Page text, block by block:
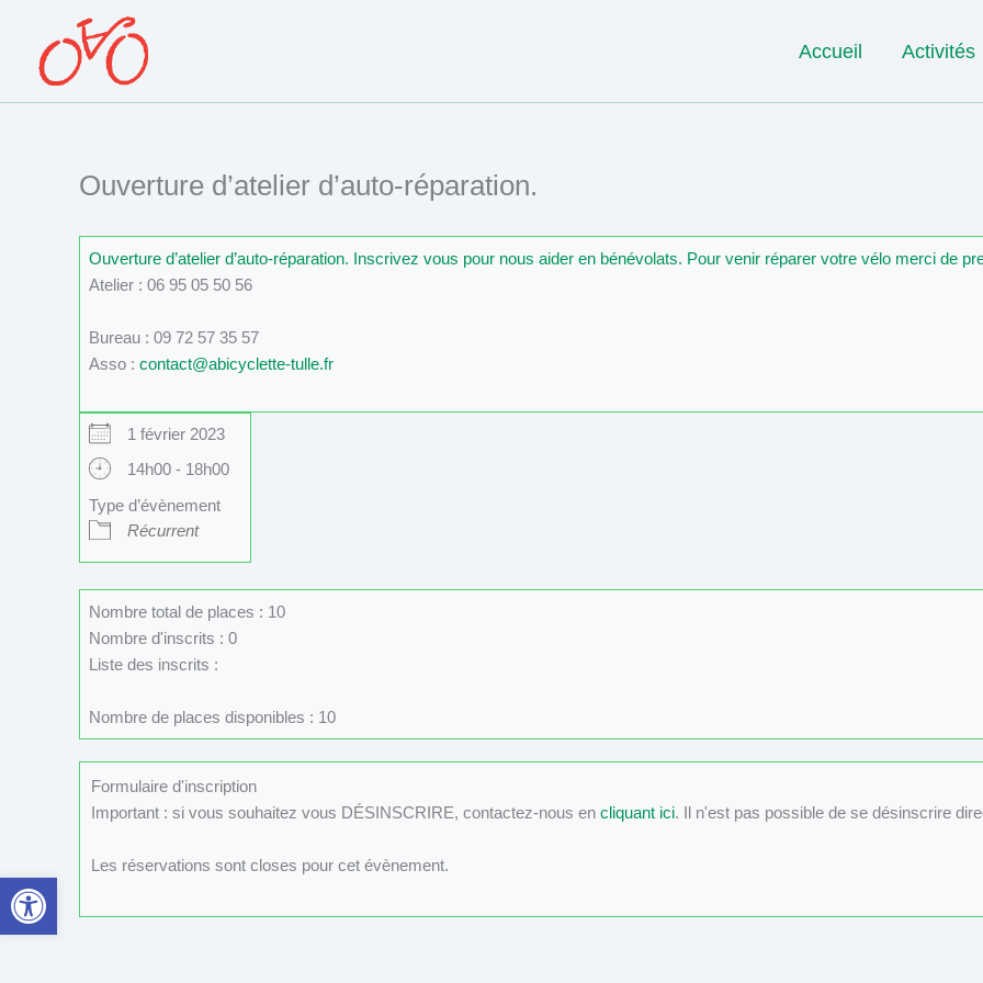
Ouvrir la barre d’outils
contenu
Accueil Activités
Ouverture d’atelier d’auto-réparation.
Ouverture d’atelier d’auto-réparation. Inscrivez vous pour nous aider en bénévolats. Pour venir réparer votre vélo merci de
Atelier : 06 95 05 50 56
Bureau : 09 72 57 35 57
Asso : contact@abicyclette-tulle.fr
1 février 2023
14h00 - 18h00
Type d’évènement
Récurrent
Nombre total de places : 10
Nombre d'inscrits : 0
Liste des inscrits :
Nombre de places disponibles : 10
Formulaire d'inscription
Important : si vous souhaitez vous DÉSINSCRIRE, contactez-nous en cliquant ici. Il n'est pas possible de se désinscrire
Les réservations sont closes pour cet évènement.